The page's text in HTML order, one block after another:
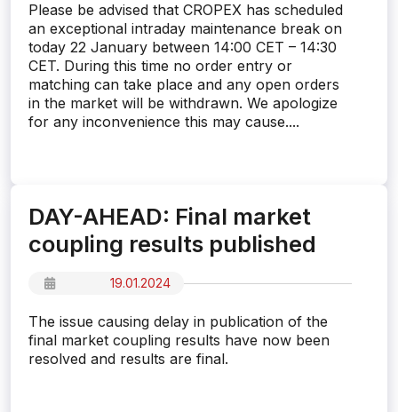
Please be advised that CROPEX has scheduled
an exceptional intraday maintenance break on
today 22 January between 14:00 CET – 14:30
CET. During this time no order entry or
matching can take place and any open orders
in the market will be withdrawn. We apologize
for any inconvenience this may cause....
DAY-AHEAD: Final market
coupling results published
19.01.2024
The issue causing delay in publication of the
final market coupling results have now been
resolved and results are final.